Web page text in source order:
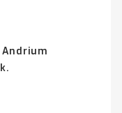
Andrium